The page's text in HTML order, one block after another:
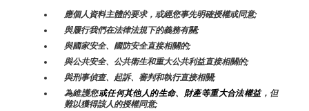
應個人資料主體的要求，或經您事先明確授權或同意;
與履行我們在法律法規下的義務有關;
與國家安全、國防安全直接相關的;
與公共安全、公共衛生和重大公共利益直接相關的;
與刑事偵查、起訴、審判和執行直接相關;
為維護您或任何其他人的生命、財產等重大合法權益，但
難以獲得該人的授權同意;